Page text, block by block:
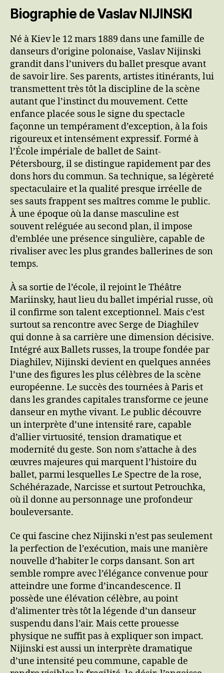
Biographie de Vaslav NIJINSKI
Né à Kiev le 12 mars 1889 dans une famille de
danseurs d’origine polonaise, Vaslav Nijinski
grandit dans l’univers du ballet presque avant
de savoir lire. Ses parents, artistes itinérants, lui
transmettent très tôt la discipline de la scène
autant que l’instinct du mouvement. Cette
enfance placée sous le signe du spectacle
façonne un tempérament d’exception, à la fois
rigoureux et intensément expressif. Formé à
l’École impériale de ballet de Saint-
Pétersbourg, il se distingue rapidement par des
dons hors du commun. Sa technique, sa légèreté
spectaculaire et la qualité presque irréelle de
ses sauts frappent ses maîtres comme le public.
À une époque où la danse masculine est
souvent reléguée au second plan, il impose
d’emblée une présence singulière, capable de
rivaliser avec les plus grandes ballerines de son
temps.
À sa sortie de l’école, il rejoint le Théâtre
Mariinsky, haut lieu du ballet impérial russe, où
il confirme son talent exceptionnel. Mais c’est
surtout sa rencontre avec Serge de Diaghilev
qui donne à sa carrière une dimension décisive.
Intégré aux Ballets russes, la troupe fondée par
Diaghilev, Nijinski devient en quelques années
l’une des figures les plus célèbres de la scène
européenne. Le succès des tournées à Paris et
dans les grandes capitales transforme ce jeune
danseur en mythe vivant. Le public découvre
un interprète d’une intensité rare, capable
d’allier virtuosité, tension dramatique et
modernité du geste. Son nom s’attache à des
œuvres majeures qui marquent l’histoire du
ballet, parmi lesquelles Le Spectre de la rose,
Schéhérazade, Narcisse et surtout Petrouchka,
où il donne au personnage une profondeur
bouleversante.
Ce qui fascine chez Nijinski n’est pas seulement
la perfection de l’exécution, mais une manière
nouvelle d’habiter le corps dansant. Son art
semble rompre avec l’élégance convenue pour
atteindre une forme d’incandescence. Il
possède une élévation célèbre, au point
d’alimenter très tôt la légende d’un danseur
suspendu dans l’air. Mais cette prouesse
physique ne suffit pas à expliquer son impact.
Nijinski est aussi un interprète dramatique
d’une intensité peu commune, capable de